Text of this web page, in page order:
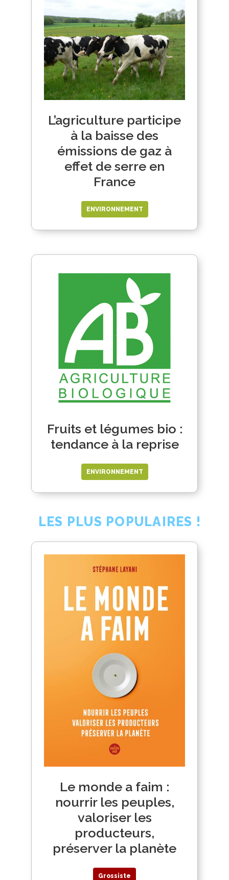
L’agriculture participe
à la baisse des
émissions de gaz à
effet de serre en
France
ENVIRONNEMENT
Fruits et légumes bio :
tendance à la reprise
ENVIRONNEMENT
LES PLUS POPULAIRES !
Le monde a faim :
nourrir les peuples,
valoriser les
producteurs,
préserver la planète
Grossiste